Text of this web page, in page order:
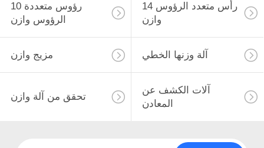
10 رؤوس متعددة
الرؤوس وازن
14 رأس متعدد الرؤوس
وازن
مزيج وازن آلة وزنها الخطي
تحقق من آلة وازن
آلات الكشف عن
المعادن